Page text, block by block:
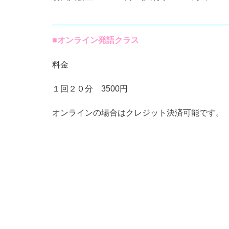
■オンライン発語クラス
料金
１回２０分 3500円
オンラインの場合はクレジット決済可能です。